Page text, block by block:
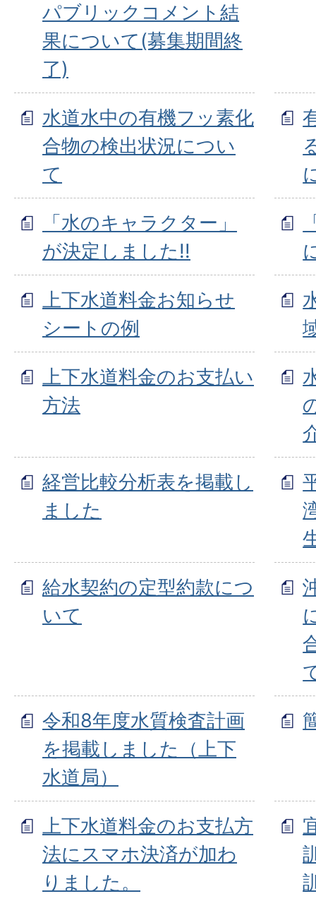
パブリックコメント結
果について(募集期間終
了)
水道水中の有機フッ素化
合物の検出状況につい
て
「水のキャラクター」
が決定しました!!
上下水道料金お知らせ
シートの例
上下水道料金のお支払い
方法
経営比較分析表を掲載し
ました
給水契約の定型約款につ
いて
令和8年度水質検査計画
を掲載しました（上下
水道局）
上下水道料金のお支払方
法にスマホ決済が加わ
りました。